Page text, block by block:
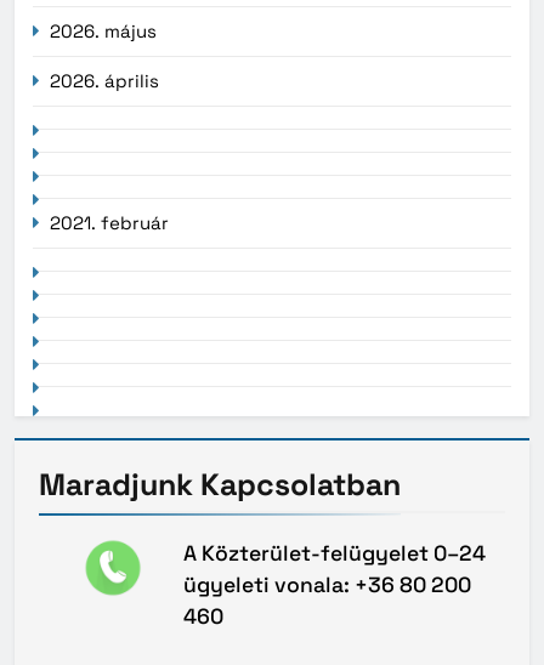
2026. május
2026. április
2021. február
Maradjunk Kapcsolatban
A Közterület-felügyelet 0–24
ügyeleti vonala: +36 80 200
460